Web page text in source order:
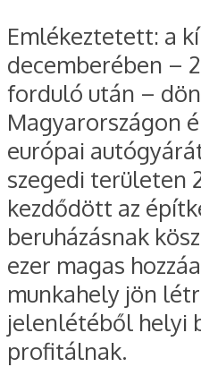
Emlékeztetett: a
decemberében –
forduló után –
Magyarországon
európai
szegedi területen
kezdődött az
beruházásnak
ezer magas
munkahely jön
jelenlétéből helyi
profitálnak.